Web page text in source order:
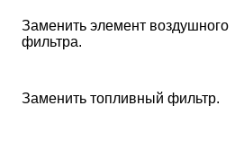
Заменить элемент воздушного
фильтра.
Заменить топливный фильтр.